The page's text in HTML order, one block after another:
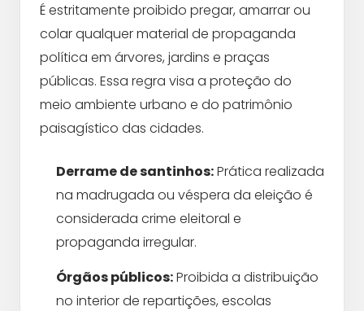
É estritamente proibido pregar, amarrar ou
colar qualquer material de propaganda
política em árvores, jardins e praças
públicas. Essa regra visa a proteção do
meio ambiente urbano e do patrimônio
paisagístico das cidades.
Derrame de santinhos:Prática realizada
na madrugada ou véspera da eleição é
considerada crime eleitoral e
propaganda irregular.
Órgãos públicos:Proibida a distribuição
no interior de repartições, escolas